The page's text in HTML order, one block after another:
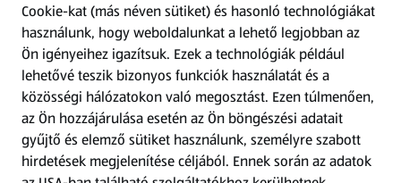
Kérdőív
Fizetési lehetőségek
ALDI utalványok
Cookie-kat (más néven sütiket) és hasonló technológiákat
használunk, hogy weboldalunkat a lehető legjobban az
Ön igényeihez igazítsuk. Ezek a technológiák például
lehetővé teszik bizonyos funkciók használatát és a
közösségi hálózatokon való megosztást. Ezen túlmenően,
az Ön hozzájárulása esetén az Ön böngészési adatait
gyűjtő és elemző sütiket használunk, személyre szabott
hirdetések megjelenítése céljából. Ennek során az adatok